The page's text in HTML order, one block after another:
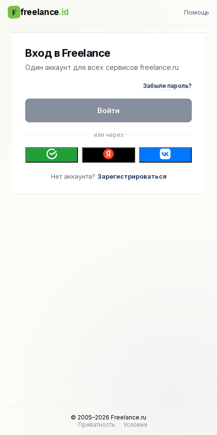
F freelance.id Помощь
Вход в Freelance
Один аккаунт для всех сервисов freelance.ru
Забыли пароль?
Войти
или через
Нет аккаунта? Зарегистрироваться
© 2005–2026 Freelance.ru
Приватность
Условия